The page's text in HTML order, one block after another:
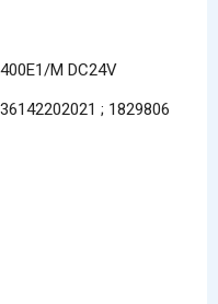
M DC24V
; 1829806